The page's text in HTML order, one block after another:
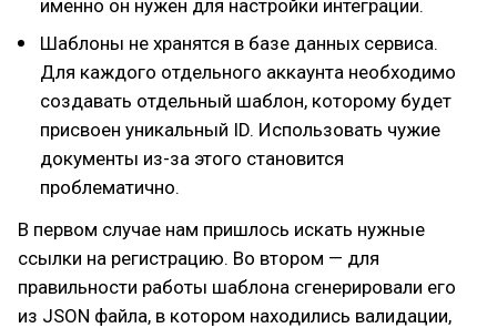
именно он нужен для настройки интеграции.
Шаблоны не хранятся в базе данных сервиса.
Для каждого отдельного аккаунта необходимо
создавать отдельный шаблон, которому будет
присвоен уникальный ID. Использовать чужие
документы из-за этого становится
проблематично.
В первом случае нам пришлось искать нужные
ссылки на регистрацию. Во втором — для
правильности работы шаблона сгенерировали его
из JSON файла, в котором находились валидации,